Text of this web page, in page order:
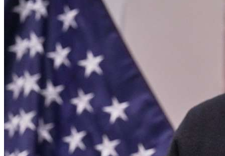
Stream
TypeLIVE
Remaining
Time -0:00
Playback
Rate
Chapters
Chapters